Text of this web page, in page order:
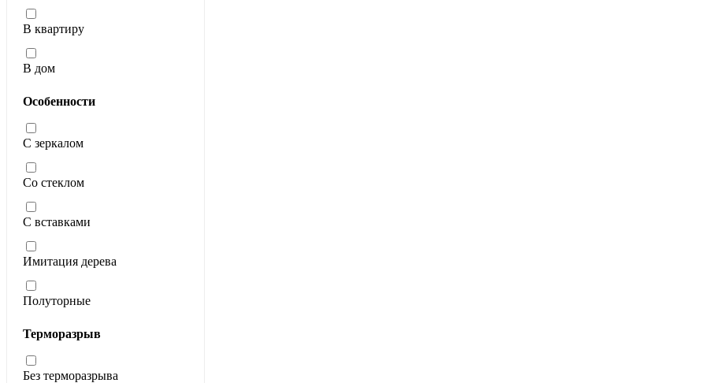
В квартиру
В дом
Особенности
С зеркалом
Со стеклом
С вставками
Имитация дерева
Полуторные
Терморазрыв
Без терморазрыва